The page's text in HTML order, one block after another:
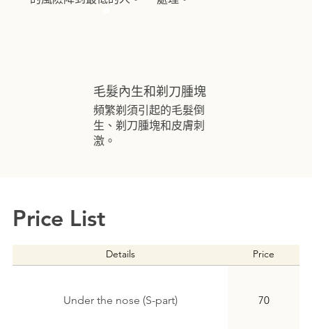
毛髮內生和剃刀腫塊
頻繁剃須引起的毛髮倒
生、剃刀腫塊和皮膚刺
激。
Price List
Details Price
Under the nose (S-part) 70